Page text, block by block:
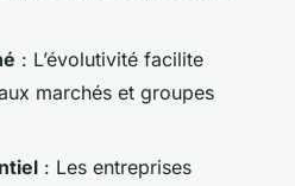
: L’évolutivité facilite
marchés et groupes
: Les entreprises